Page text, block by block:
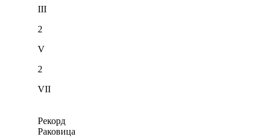
III
2
V
2
VII
Рекорд
Раковица